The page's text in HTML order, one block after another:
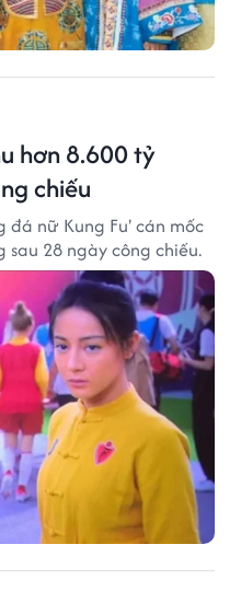
hơn 8.600 tỷ
chiếu
đá nữ Kung Fu' cán mốc
28 ngày công chiếu.